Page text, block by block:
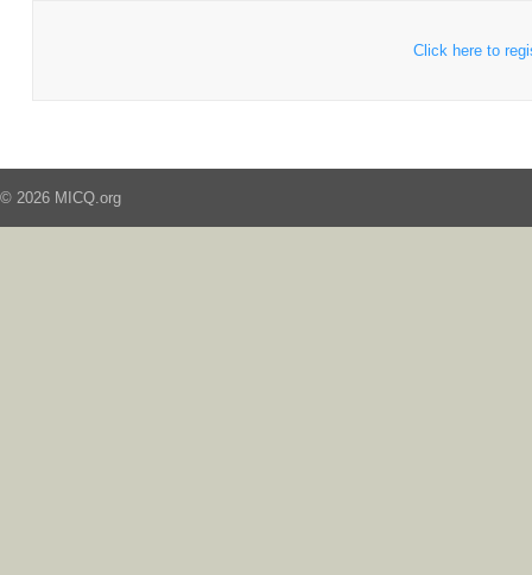
Click here to
© 2026 MICQ.org